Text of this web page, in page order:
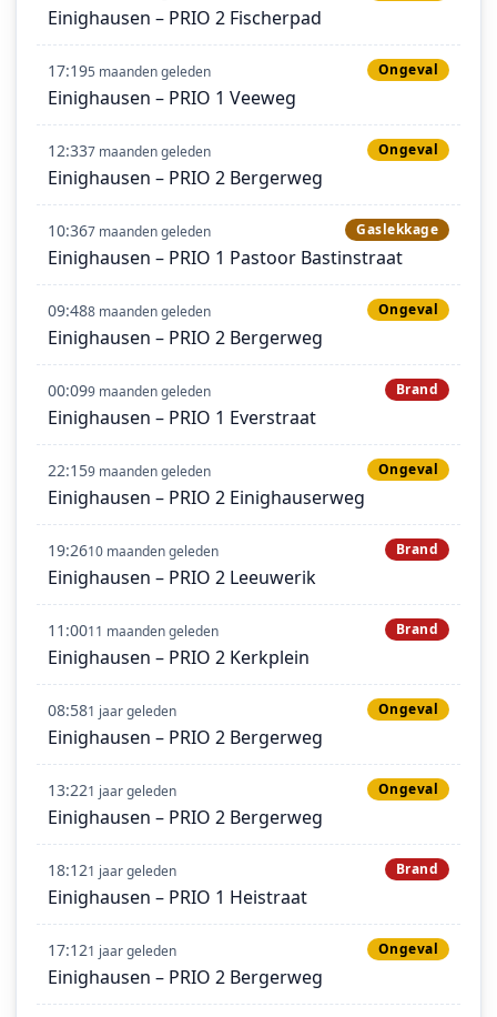
Einighausen – PRIO 2 Fischerpad
17:195 maanden geleden Ongeval
Einighausen – PRIO 1 Veeweg
12:337 maanden geleden Ongeval
Einighausen – PRIO 2 Bergerweg
10:367 maanden geleden Gaslekkage
Einighausen – PRIO 1 Pastoor Bastinstraat
09:488 maanden geleden Ongeval
Einighausen – PRIO 2 Bergerweg
00:099 maanden geleden Brand
Einighausen – PRIO 1 Everstraat
22:159 maanden geleden Ongeval
Einighausen – PRIO 2 Einighauserweg
19:2610 maanden geleden Brand
Einighausen – PRIO 2 Leeuwerik
11:0011 maanden geleden Brand
Einighausen – PRIO 2 Kerkplein
08:581 jaar geleden Ongeval
Einighausen – PRIO 2 Bergerweg
13:221 jaar geleden Ongeval
Einighausen – PRIO 2 Bergerweg
18:121 jaar geleden Brand
Einighausen – PRIO 1 Heistraat
17:121 jaar geleden Ongeval
Einighausen – PRIO 2 Bergerweg